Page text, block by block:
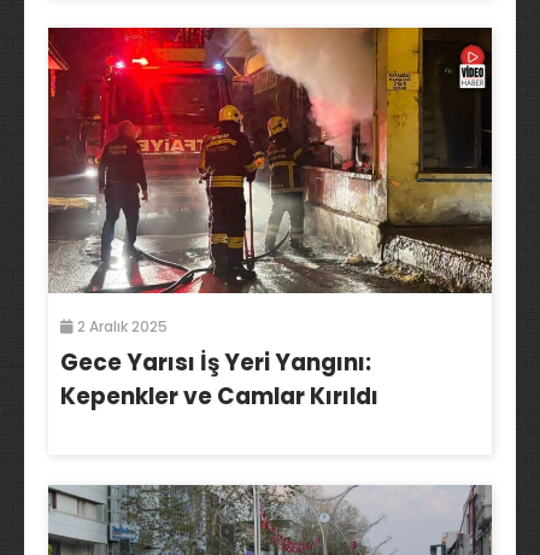
2 Aralık 2025
Gece Yarısı İş Yeri Yangını:
Kepenkler ve Camlar Kırıldı